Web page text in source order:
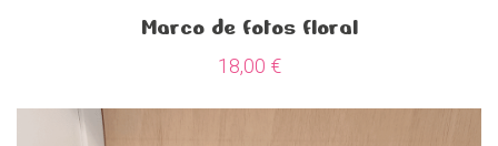
Marco de fotos floral
18,00 €